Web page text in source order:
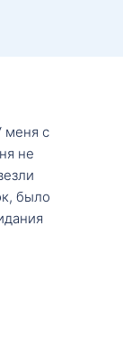
меня с
не
было